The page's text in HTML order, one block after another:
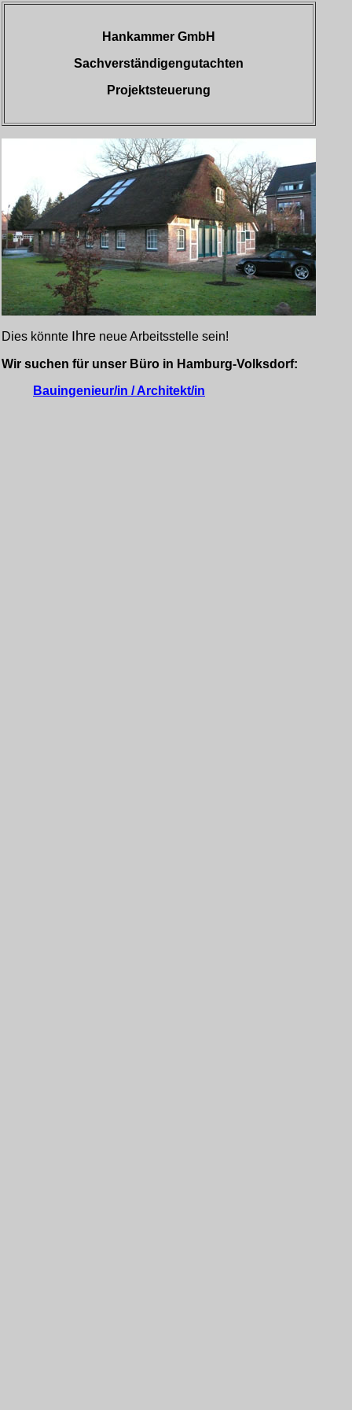
Hankammer GmbH
Sachverständigengutachten
Projektsteuerung
Dies könnte Ihre neue Arbeitsstelle sein!
Wir suchen für unser Büro in Hamburg-Volksdorf:
Bauingenieur/in / Architekt/in